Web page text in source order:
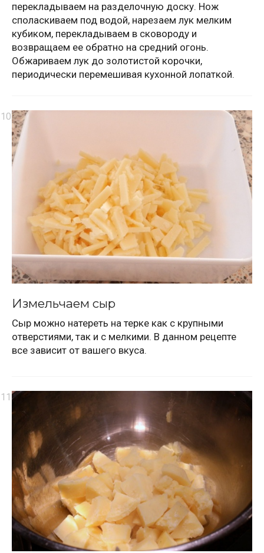
перекладываем на разделочную доску. Нож
споласкиваем под водой, нарезаем лук мелким
кубиком, перекладываем в сковороду и
возвращаем ее обратно на средний огонь.
Обжариваем лук до золотистой корочки,
периодически перемешивая кухонной лопаткой.
Измельчаем сыр
Сыр можно натереть на терке как с крупными
отверстиями, так и с мелкими. В данном рецепте
все зависит от вашего вкуса.